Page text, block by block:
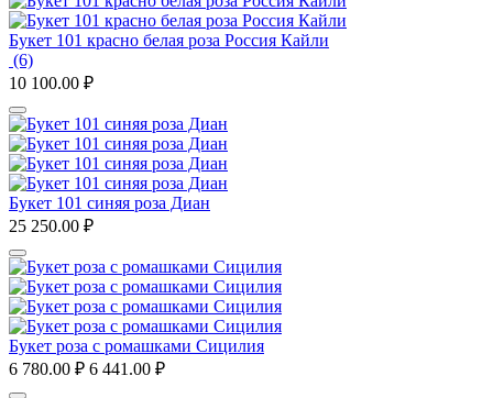
Букет 101 красно белая роза Россия Кайли
(6)
10 100.00 ₽
Букет 101 синяя роза Диан
25 250.00 ₽
Букет роза с ромашками Сицилия
6 780.00 ₽ 6 441.00 ₽